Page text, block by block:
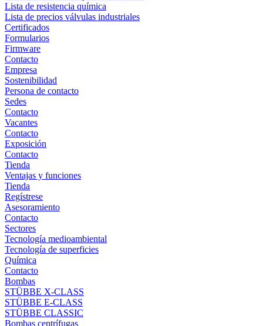
Lista de resistencia química
Lista de precios válvulas industriales
Certificados
Formularios
Firmware
Contacto
Empresa
Sostenibilidad
Persona de contacto
Sedes
Contacto
Vacantes
Contacto
Exposición
Contacto
Tienda
Ventajas y funciones
Tienda
Regístrese
Asesoramiento
Contacto
Sectores
Tecnología medioambiental
Tecnología de superficies
Química
Contacto
Bombas
STÜBBE X-CLASS
STÜBBE E-CLASS
STÜBBE CLASSIC
Bombas centrífugas